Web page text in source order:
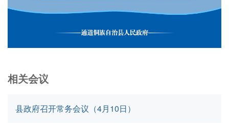
相关会议
县政府召开常务会议（4月10日）